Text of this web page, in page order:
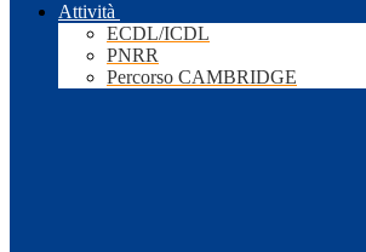
Attività
ECDL/ICDL
PNRR
Percorso CAMBRIDGE